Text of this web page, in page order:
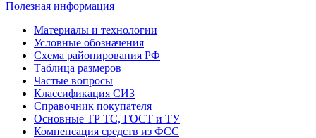
Полезная информация
Материалы и технологии
Условные обозначения
Схема районирования РФ
Таблица размеров
Частые вопросы
Классификация СИЗ
Справочник покупателя
Основные ТР ТС, ГОСТ и ТУ
Компенсация средств из ФСС